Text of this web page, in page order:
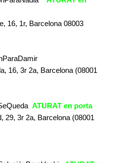
16, 1r, Barcelona 08003
16, 3r 2a, Barcelona (08001
ATURAT en porta
29, 3r 2a, Barcelona (08001